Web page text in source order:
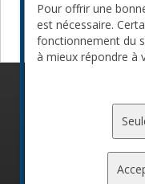
Pour offrir une
est nécessaire.
fonctionnement du
à mieux répondre à